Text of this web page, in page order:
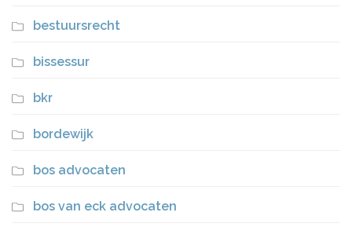
bestuursrecht
bissessur
bkr
bordewijk
bos advocaten
bos van eck advocaten